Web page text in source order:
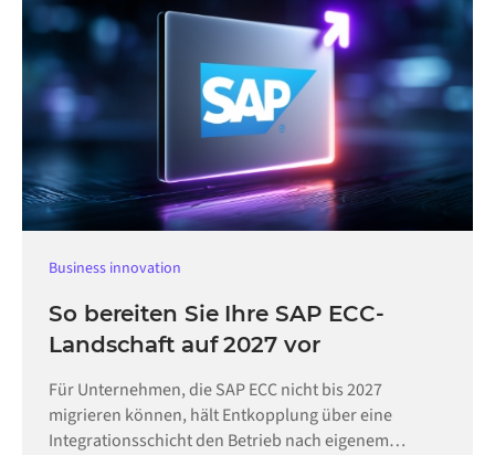
Business innovation
So bereiten Sie Ihre SAP ECC-
Landschaft auf 2027 vor
Für Unternehmen, die SAP ECC nicht bis 2027
migrieren können, hält Entkopplung über eine
Integrationsschicht den Betrieb nach eigenem